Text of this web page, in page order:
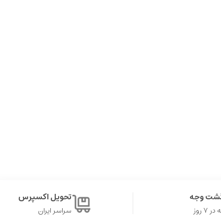
وجه
روز
تحویل اکسپرس
سراسر ایران